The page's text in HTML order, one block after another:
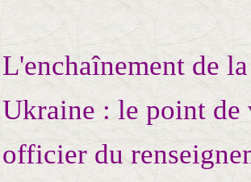
L'enchaînement de
Ukraine : le point de
officier du